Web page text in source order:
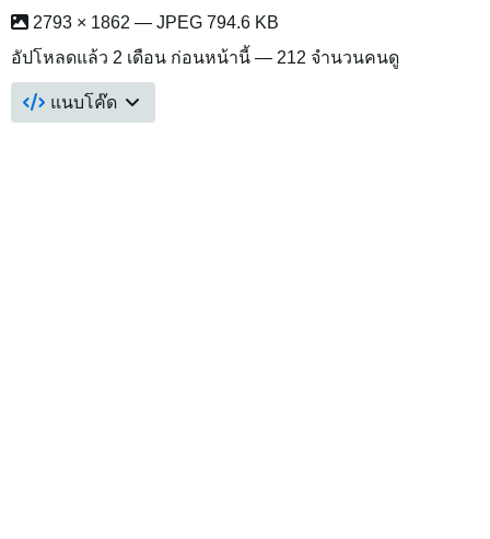
2793 × 1862 — JPEG 794.6 KB
อัปโหลดแล้ว 2 เดือน ก่อนหน้านี้ — 212 จำนวนคนดู
แนบโค๊ด